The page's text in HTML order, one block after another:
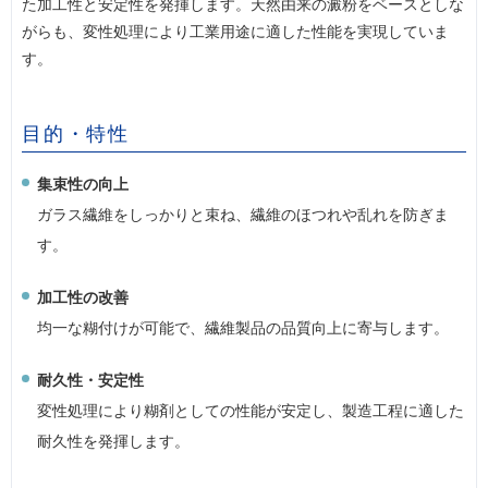
た加工性と安定性を発揮します。天然由来の澱粉をベースとしな
がらも、変性処理により工業用途に適した性能を実現していま
す。
目的・特性
集束性の向上
ガラス繊維をしっかりと束ね、繊維のほつれや乱れを防ぎま
す。
加工性の改善
均一な糊付けが可能で、繊維製品の品質向上に寄与します。
耐久性・安定性
変性処理により糊剤としての性能が安定し、製造工程に適した
耐久性を発揮します。